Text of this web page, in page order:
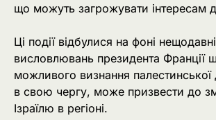
що можуть загрожувати інтересам
Ці події відбулися на фоні
висловлювань президента Франції
можливого визнання
в свою чергу, може призвести до
Ізраїлю в регіоні.